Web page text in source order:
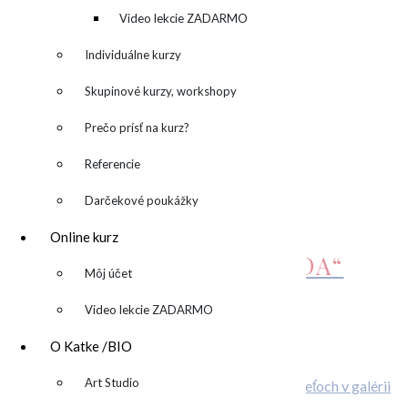
kreatívny denník
Video lekcie ZADARMO
Individuálne kurzy
Skupinové kurzy, workshopy
Prečo prísť na kurz?
Referencie
Darčekové poukážky
Online kurz
▼ Môj účet
Video lekcie ZADARMO
O Katke /BIO
▼ Art Studio
DOSAH”
790,00€Pridať do košíka
„OLIVE & BLACK“
1.100,00€ Pridať do košíka
OBRAZ „WHITE
MOOD“/BIELA NÁLADA“
450,00€Viac info
Related Posts
O deťoch v galérii